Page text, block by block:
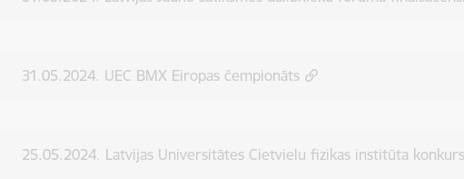
31.05.2024. UEC BMX Eiropas čempionāts
25.05.2024. Latvijas Universitātes Cietvielu fizikas institūta